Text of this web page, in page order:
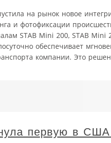
на рынок новое
и фотофиксации
STAB Mini 200, STAB Mini
обеспечивает
компании. Это
первую в США